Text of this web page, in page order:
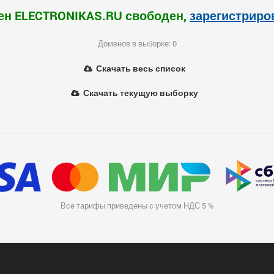
ELECTRONIKAS.RU свободен,
Доменов в выборке: 0
Скачать весь список
Скачать текущую выборку
Все тарифы приведены с учетом НДС 5 %